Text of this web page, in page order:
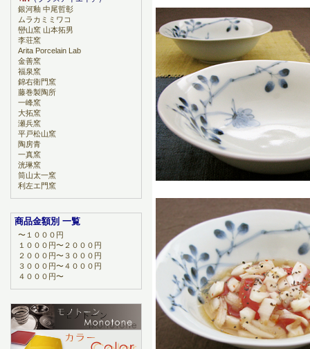
銀河釉 中尾哲彰
ムラカミミワコ
巒山窯 山本拓男
李荘窯
Arita Porcelain Lab
金善窯
福泉窯
錦右衛門窯
藤巻製陶所
一峰窯
大拓窯
瀬兵窯
平戸松山窯
陶房青
一真窯
洸琳窯
筒山太一窯
利左エ門窯
商品金額別 一覧
〜１０００円
１０００円〜２０００円
２０００円〜３０００円
３０００円〜４０００円
４０００円〜